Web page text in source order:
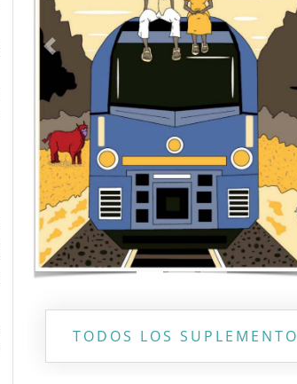
Previous
TODOS LOS